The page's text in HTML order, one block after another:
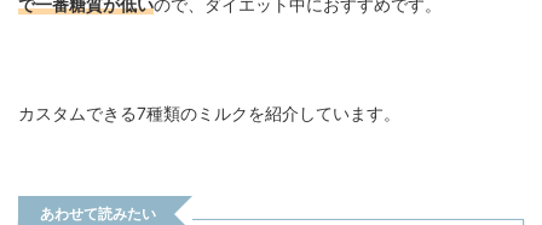
で一番糖質が低いので、ダイエット中におすすめです。
カスタムできる7種類のミルクを紹介しています。
あわせて読みたい